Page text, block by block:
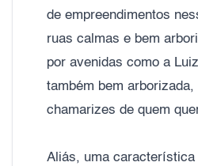
de empreendimentos
ruas calmas e bem
por avenidas como a
também bem
chamarizes de quem
Aliás, uma característica